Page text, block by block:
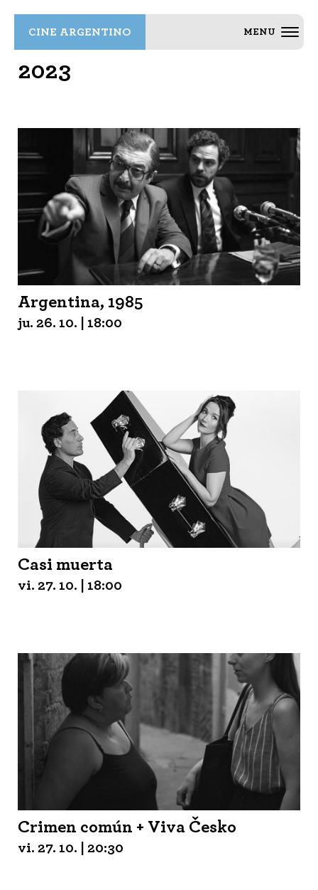
CINE ARGENTINO MENU
2023
Argentina, 1985
ju. 26. 10. | 18:00
Casi muerta
vi. 27. 10. | 18:00
Crimen común + Viva Česko
vi. 27. 10. | 20:30